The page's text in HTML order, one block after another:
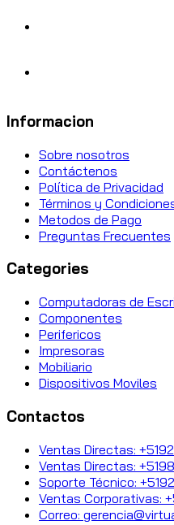
Informacion
Sobre nosotros
Contáctenos
Política de Privacidad
Términos y
Metodos de Pago
Preguntas Frecuentes
Categories
Computadoras de
Componentes
Perifericos
Impresoras
Mobiliario
Dispositivos Moviles
Contactos
Ventas Directas:
Ventas Directas:
Soporte Técnico:
Ventas Corporativas:
Correo: